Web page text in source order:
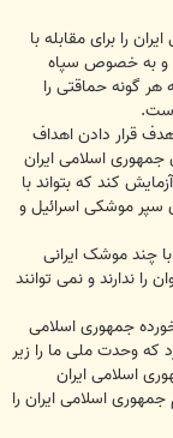
را برای مقابله با
و به خصوص سپاه
هر گونه حماقتی را
قرار دادن اهداف
جمهوری اسلامی ایران
کند که بتواند با
سپر موشکی اسرائیل و
چند موشک ایرانی
را ندارند و نمی توانند
جمهوری اسلامی
که وحدت ملی ما را زیر
اسلامی ایران
اسلامی ایران را